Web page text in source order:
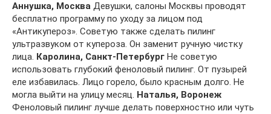
Аннушка, Москва Девушки, салоны Москвы проводят
бесплатно программу по уходу за лицом под
«Антикупероз». Советую также сделать пилинг
ультразвуком от купероза. Он заменит ручную чистку
лица. Каролина, Санкт-Петербург Не советую
использовать глубокий феноловый пилинг. От пузырей
еле избавилась. Лицо горело, было красным долго. Не
могла выйти на улицу месяц. Наталья, Воронеж
Феноловый пилинг лучше делать поверхностно или чуть